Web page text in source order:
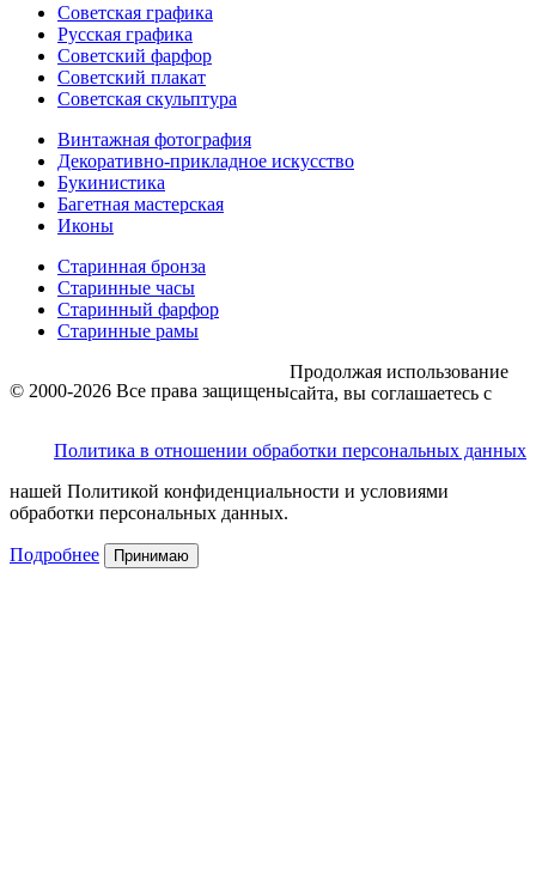
Советская графика
Русская графика
Советский фарфор
Советский плакат
Советская скульптура
Винтажная фотография
Декоративно-прикладное искусство
Букинистика
Багетная мастерская
Иконы
Старинная бронза
Старинные часы
Старинный фарфор
Старинные рамы
© 2000-2026 Все права защищены
Политика в отношении обработки персональных данных
Продолжая использование
сайта, вы соглашаетесь с
нашей Политикой конфиденциальности и условиями
обработки персональных данных.
Подробнее Принимаю